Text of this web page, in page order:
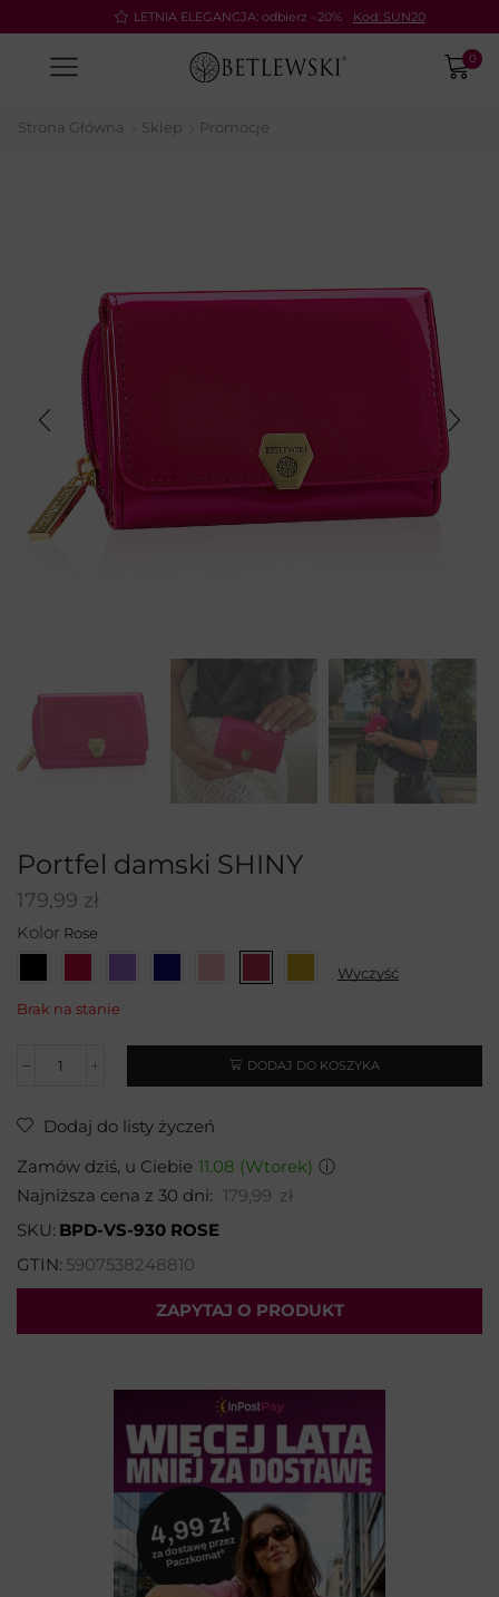
LETNIA ELEGANCJA: odbierz –20% Kod: SUN20
0
Strona Główna Sklep Promocje
Portfel damski SHINY
179,99 zł
Kolor
Wyczyść
Brak na stanie
DODAJ DO KOSZYKA
Dodaj do listy życzeń
Zamów dziś, u Ciebie 11.08 (Wtorek) ⓘ
Najniższa cena z 30 dni:
179,99 zł
SKU: BPD-VS-930 ROSE
GTIN: 5907538248810
ZAPYTAJ O PRODUKT
Wybierz temat:
Imię i nazwisko*:
Adres email*: